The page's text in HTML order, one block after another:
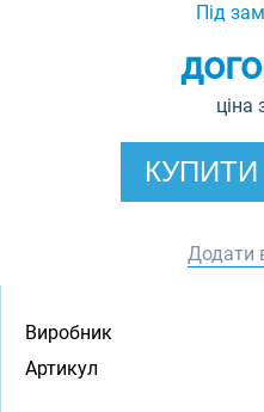
Під
ціна
КУПИТИ
Додати
Виробник
Артикул